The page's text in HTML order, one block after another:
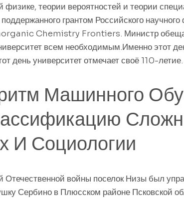
физике, теории вероятностей и теории
грантом Российского
Chemistry Frontiers. Министр
всем необходимым.Именно этот
день университет отмечает своё 110-летие.
Машинного
И Социологии
войны поселок Низы был
Сербино в Плюсском районе Псковской